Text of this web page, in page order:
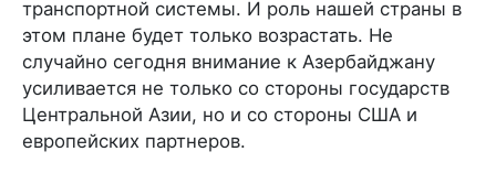
транспортной системы. И роль нашей страны в
этом плане будет только возрастать. Не
случайно сегодня внимание к Азербайджану
усиливается не только со стороны государств
Центральной Азии, но и со стороны США и
европейских партнеров.